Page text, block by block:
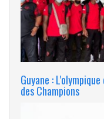
Guyane :
des Champions